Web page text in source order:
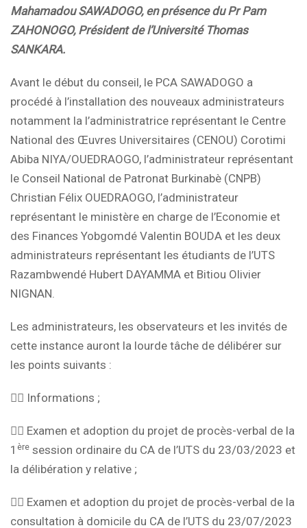
Mahamadou SAWADOGO, en présence du PrPam
ZAHONOGO, Président del’UniversitéThomas
SANKARA.
Avant le début du conseil, le PCA SAWADOGO a
procédé à l’installation des nouveaux administrateurs
notamment la l’administratrice représentant le Centre
National des Œuvres Universitaires (CENOU) Corotimi
Abiba NIYA/OUEDRAOGO, l’administrateur représentant
le Conseil National de Patronat Burkinabè (CNPB)
Christian Félix OUEDRAOGO, l’administrateur
représentant le ministère en charge de l’Economie et
des Finances Yobgomdé Valentin BOUDA et les deux
administrateurs représentant les étudiants de l’UTS
Razambwendé Hubert DAYAMMA et Bitiou Olivier
NIGNAN.
Les administrateurs, les observateurs et les invités de
cette instance auront la lourde tâche de délibérer sur
les points suivants :
👉🏽 Informations ;
👉🏽 Examen et adoption du projet de procès-verbal de la
1 ère session ordinaire du CA de l’UTS du 23/03/2023 et
la délibération y relative ;
👉🏽 Examen et adoption du projet de procès-verbal de la
consultation à domicile du CA de l’UTS du 23/07/2023